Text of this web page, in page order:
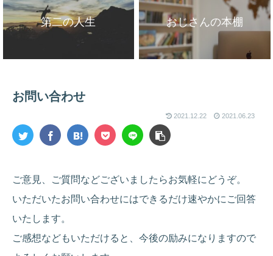
第二の人生 おじさんの本棚
お問い合わせ
2021.12.22 2021.06.23
ご意見、ご質問などございましたらお気軽にどうぞ。
いただいたお問い合わせにはできるだけ速やかにご回答
いたします。
ご感想などもいただけると、今後の励みになりますので